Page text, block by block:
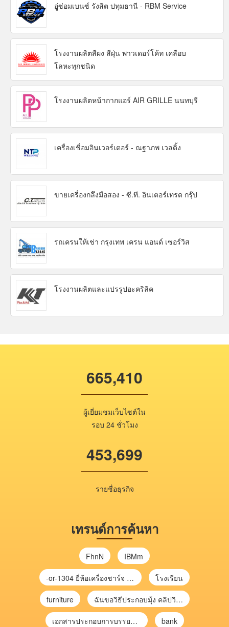
อู่ซ่อมเบนซ์ รังสิต ปทุมธานี - RBM Service
โรงงานผลิตสีผง สีฝุ่น พาวเดอร์โค้ท เคลือบ
โลหะทุกชนิด
โรงงานผลิตหน้ากากแอร์ AIR GRILLE นนทบุรี
เครื่องเชื่อมอินเวอร์เตอร์ - ณฐาภพ เวลดิ้ง
ขายเครื่องกลึงมือสอง - ซี.ที. อินเตอร์เทรด กรุ๊ป
รถเครนให้เช่า กรุงเทพ เครน แอนด์ เซอร์วิส
โรงงานผลิตและแปรรูปอะคริลิค
665,410
ผู้เยี่ยมชมเว็บไซต์ใน
รอบ 24 ชั่วโมง
453,699
รายชื่อธุรกิจ
เทรนด์การค้นหา
FhnN IBMm
-or-1304 ยี่ห้อเครื่องชาร์จ chargecore โรงเรียน
furniture ฉันขอวิธีประกอบมุ้ง คลิปวิดีโอ การประกอบมุ้ง
เอกสารประกอบการบรรยาย การประเมินความเสี่ยงเพื่อวางแผนการตรวจสอบ \ bank